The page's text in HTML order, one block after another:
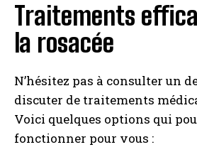
Traitements
la rosacée
N’hésitez pas à consulter un
discuter de traitements
Voici quelques options qui
fonctionner pour vous :